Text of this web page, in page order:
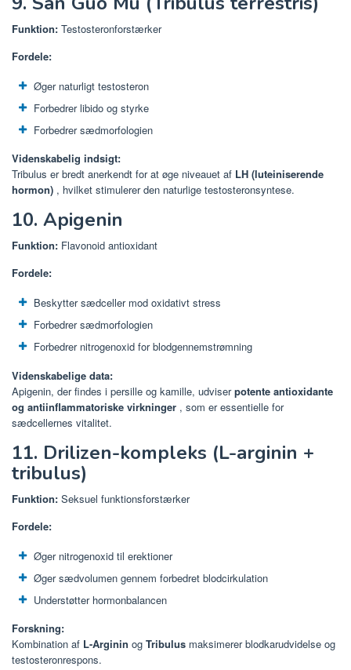
Funktion: Testosteronforstærker
Fordele:
Øger naturligt testosteron
Forbedrer libido og styrke
Forbedrer sædmorfologien
Videnskabelig indsigt:
Tribulus er bredt anerkendt for at øge niveauet af LH (luteiniserende
hormon) , hvilket stimulerer den naturlige testosteronsyntese.
10. Apigenin
Funktion: Flavonoid antioxidant
Fordele:
Beskytter sædceller mod oxidativt stress
Forbedrer sædmorfologien
Forbedrer nitrogenoxid for blodgennemstrømning
Videnskabelige data:
Apigenin, der findes i persille og kamille, udviserpotente antioxidante
og antiinflammatoriske virkninger , som er essentielle for
sædcellernes vitalitet.
11. Drilizen-kompleks (L-arginin +
tribulus)
Funktion: Seksuel funktionsforstærker
Fordele:
Øger nitrogenoxid til erektioner
Øger sædvolumen gennem forbedret blodcirkulation
Understøtter hormonbalancen
Forskning:
Kombination af L-Arginin og Tribulus maksimerer blodkarudvidelse og
testosteronrespons.